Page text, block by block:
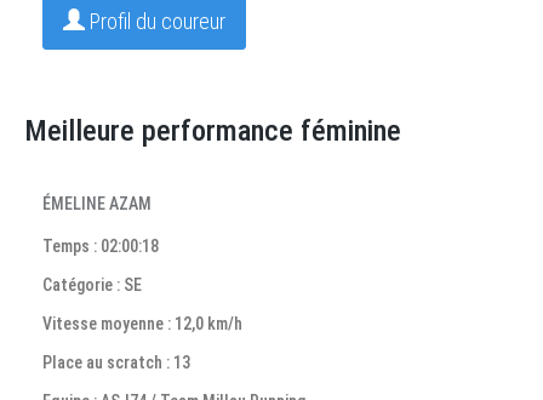
Profil du coureur
Meilleure performance féminine
ÉMELINE AZAM
Temps : 02:00:18
Catégorie : SE
Vitesse moyenne : 12,0 km/h
Place au scratch : 13